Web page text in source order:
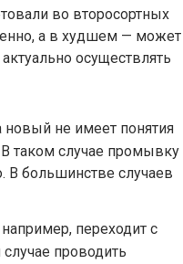
во второсортных
а в худшем — может
осуществлять
не имеет понятия
таком случае промывку
В большинстве случаев
переходит с
проводить